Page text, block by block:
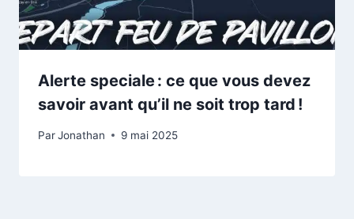
Alerte speciale : ce que vous devez
savoir avant qu’il ne soit trop tard !
ParJonathan 9 mai 2025